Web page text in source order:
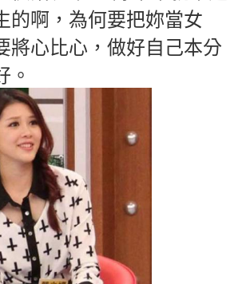
的啊，為何要把妳當女
將心比心，做好自己本分
。